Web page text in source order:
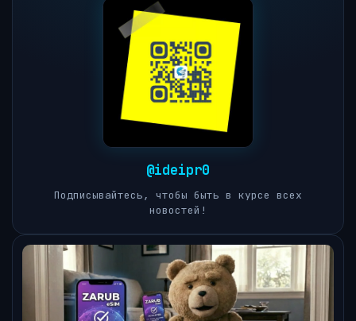
@ideipr0
Подписывайтесь, чтобы быть в курсе всех
новостей!